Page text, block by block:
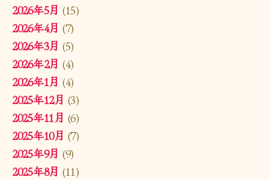
2026年5月 (15)
2026年4月 (7)
2026年3月 (5)
2026年2月 (4)
2026年1月 (4)
2025年12月 (3)
2025年11月 (6)
2025年10月 (7)
2025年9月 (9)
2025年8月 (11)